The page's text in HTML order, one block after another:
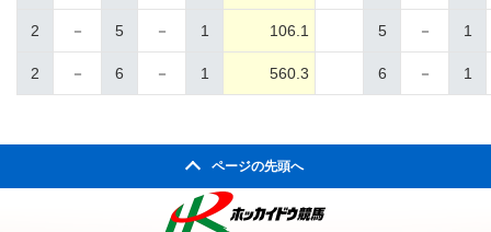
2 － 5 － 1 106.1 5 － 1
2 － 6 － 1 560.3 6 － 1
ページの先頭へ